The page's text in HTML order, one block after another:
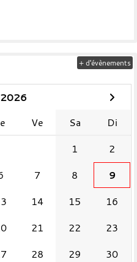
Ve Sa
Di
1
2
7 8
9
14 15
16
21 22
23
28 29
30
+ d'évènements